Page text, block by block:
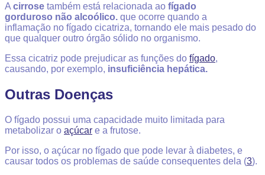
A cirrose também está relacionada ao fígado
gorduroso não alcoólico. que ocorre quando a
inflamação no fígado cicatriza, tornando ele mais pesado do
que qualquer outro órgão sólido no organismo.
Essa cicatriz pode prejudicar as funções do fígado,
causando, por exemplo, insuficiência hepática.
Outras Doenças
O fígado possui uma capacidade muito limitada para
metabolizar o açúcar e a frutose.
Por isso, o açúcar no fígado que pode levar à diabetes, e
causar todos os problemas de saúde consequentes dela (3).